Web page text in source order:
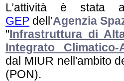
L’attività è stata
GEP dell’Agenzia
"Infrastruttura di
Integrato Climatico-
dal MIUR nell'ambito
(PON).